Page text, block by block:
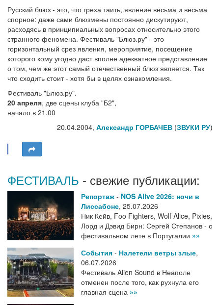
Русский блюз - это, что греха таить, явление весьма и весьма
спорное: даже сами блюзмены постоянно дискутируют,
расходясь в принципиальных вопросах относительно этого
странного феномена. Фестиваль "Блюз.ру" - это
горизонтальный срез явления, мероприятие, посещение
которого кому угодно даст вполне адекватное представление
о том, чем же этот самый отечественный блюз является. Так
что сходить стоит - хотя бы в целях ознакомления.
Фестиваль "Блюз.ру".
20 апреля, две сцены клуба "Б2",
начало в 21.00
20.04.2004, Александр ГОРБАЧЕВ (ЗВУКИ РУ)
ФЕСТИВАЛЬ - свежие публикации:
Репортаж - NOS Alive 2026: ночи в
Лиссабоне, 25.07.2026
Ник Кейв, Foo Fighters, Wolf Alice, Pixies,
Лорд и Дэвид Бирн: Сергей Степанов - о
фестивальном лете в Португалии »»
События - Налетели ветры злые,
06.07.2026
Фестиваль Alien Sound в Неаполе
отменен после того, как рухнула его
главная сцена »»